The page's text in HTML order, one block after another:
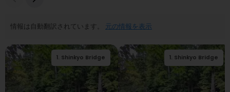
情報は自動翻訳されています。 元の情報を表示
1. Shinkyo Bridge
Nikko Futarasan
jinja
1. Shinkyo Bridge